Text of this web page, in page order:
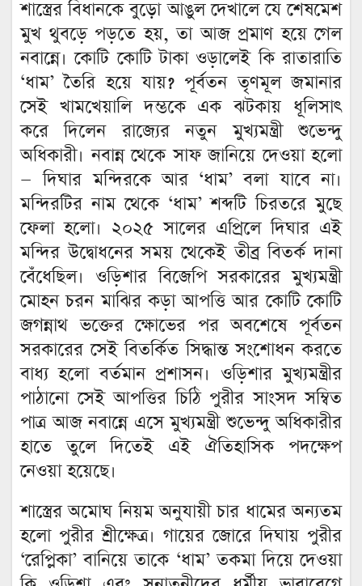
শাস্ত্রের বিধানকে বুড়ো আঙুল দেখালে যে শেষমেশ
মুখ থুবড়ে পড়তে হয়, তা আজ প্রমাণ হয়ে গেল
নবান্নে। কোটি কোটি টাকা ওড়ালেই কি রাতারাতি
‘ধাম’ তৈরি হয়ে যায়? পূর্বতন তৃণমূল জমানার
সেই খামখেয়ালি দম্ভকে এক ঝটকায় ধূলিসাৎ
করে দিলেন রাজ্যের নতুন মুখ্যমন্ত্রী শুভেন্দু
অধিকারী। নবান্ন থেকে সাফ জানিয়ে দেওয়া হলো
— দিঘার মন্দিরকে আর ‘ধাম’ বলা যাবে না।
মন্দিরটির নাম থেকে ‘ধাম’ শব্দটি চিরতরে মুছে
ফেলা হলো। ২০২৫ সালের এপ্রিলে দিঘার এই
মন্দির উদ্বোধনের সময় থেকেই তীব্র বিতর্ক দানা
বেঁধেছিল। ওড়িশার বিজেপি সরকারের মুখ্যমন্ত্রী
মোহন চরন মাঝির কড়া আপত্তি আর কোটি কোটি
জগন্নাথ ভক্তের ক্ষোভের পর অবশেষে পূর্বতন
সরকারের সেই বিতর্কিত সিদ্ধান্ত সংশোধন করতে
বাধ্য হলো বর্তমান প্রশাসন। ওড়িশার মুখ্যমন্ত্রীর
পাঠানো সেই আপত্তির চিঠি পুরীর সাংসদ সম্বিত
পাত্র আজ নবান্নে এসে মুখ্যমন্ত্রী শুভেন্দু অধিকারীর
হাতে তুলে দিতেই এই ঐতিহাসিক পদক্ষেপ
নেওয়া হয়েছে।
শাস্ত্রের অমোঘ নিয়ম অনুযায়ী চার ধামের অন্যতম
হলো পুরীর শ্রীক্ষেত্র। গায়ের জোরে দিঘায় পুরীর
‘রেপ্লিকা’ বানিয়ে তাকে ‘ধাম’ তকমা দিয়ে দেওয়া